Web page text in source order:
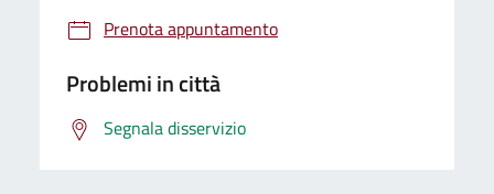
Prenota appuntamento
Problemi in città
Segnala disservizio